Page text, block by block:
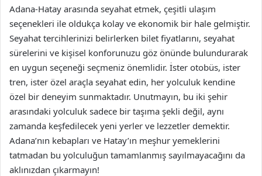
Adana-Hatay arasında seyahat etmek, çeşitli ulaşım
seçenekleri ile oldukça kolay ve ekonomik bir hale gelmiştir.
Seyahat tercihlerinizi belirlerken bilet fiyatlarını, seyahat
sürelerini ve kişisel konforunuzu göz önünde bulundurarak
en uygun seçeneği seçmeniz önemlidir. İster otobüs, ister
tren, ister özel araçla seyahat edin, her yolculuk kendine
özel bir deneyim sunmaktadır. Unutmayın, bu iki şehir
arasındaki yolculuk sadece bir taşıma şekli değil, aynı
zamanda keşfedilecek yeni yerler ve lezzetler demektir.
Adana’nın kebapları ve Hatay’ın meşhur yemeklerini
tatmadan bu yolculuğun tamamlanmış sayılmayacağını da
aklınızdan çıkarmayın!